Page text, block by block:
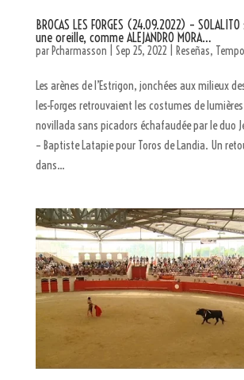
BROCAS LES FORGES (24.09.2022) –
une oreille, comme ALEJANDRO MORA…
par Pcharmasson Sep 25, 2022 Reseñas,
Les arènes de l’Estrigon, jonchées aux milieux
les-Forges retrouvaient les costumes de
novillada sans picadors échafaudée par le duo
– Baptiste Latapie pour Toros de Landia. Un
dans...